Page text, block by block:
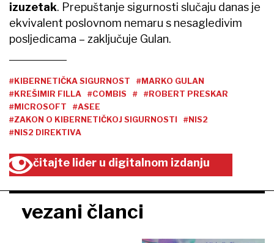
izuzetak. Prepuštanje sigurnosti slučaju danas je
ekvivalent poslovnom nemaru s nesagledivim
posljedicama – zaključuje Gulan.
#KIBERNETIČKA SIGURNOST
#MARKO GULAN
#KREŠIMIR FILLA
#COMBIS #
#ROBERT PRESKAR
#MICROSOFT
#ASEE
#ZAKON O KIBERNETIČKOJ SIGURNOSTI
#NIS2
#NIS2 DIREKTIVA
čitajte lider u digitalnom izdanju
vezani članci